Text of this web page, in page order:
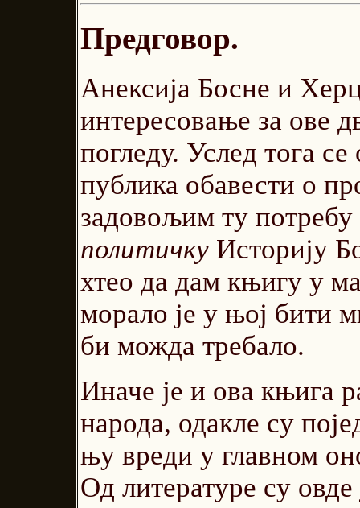
Предговор.
Анексија Босне и
интересовање за ове
погледу. Услед тога
публика обавести о
задовољим ту
политичку Историју
хтео да дам књигу у
морало је у њој бити
би можда требало.
Иначе је и ова књига
народа, одакле су
њу вреди у главном
Од литературе су